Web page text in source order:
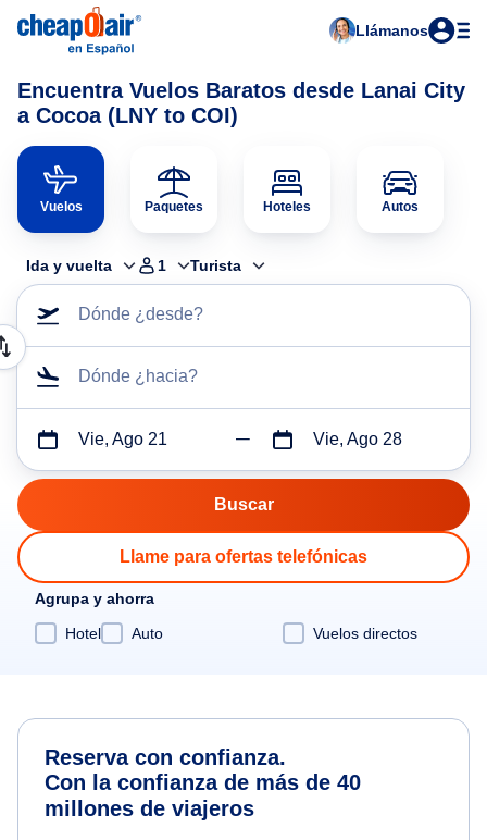
Llámanos
Encuentra Vuelos Baratos desde Lanai City
a Cocoa (LNY to COI)
Vuelos Paquetes Hoteles Autos
Ida y vuelta 1 Turista
Dónde ¿desde?
Dónde ¿hacia?
Vie, Ago 21 Vie, Ago 28
Llame para ofertas telefónicas
Agrupa y ahorra
Hotel
Auto Vuelos directos
Reserva con confianza.
Con la confianza de más de 40
millones de viajeros